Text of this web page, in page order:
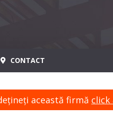
CONTACT
această firmă click